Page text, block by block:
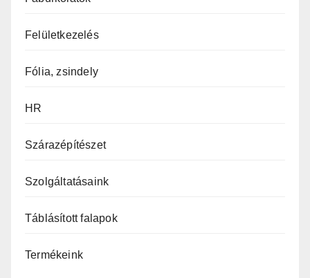
Felületkezelés
Fólia, zsindely
HR
Szárazépítészet
Szolgáltatásaink
Táblásított falapok
Termékeink